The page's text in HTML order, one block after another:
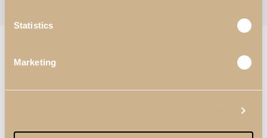
Statistics
Marketing